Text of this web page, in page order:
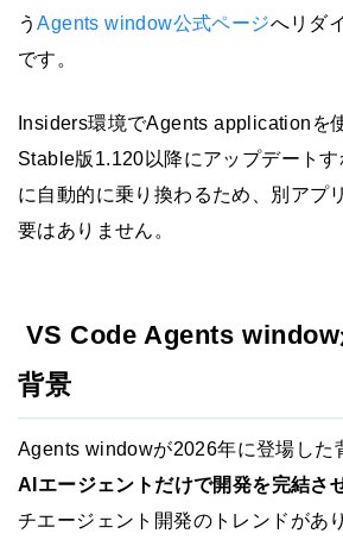
うAgents window公式ページへリダ
です。
Insiders環境でAgents applicationを
Stable版1.120以降にアップデート
に自動的に乗り換わるため、別アプ
要はありません。
VS Code Agents window
背景
Agents windowが2026年に登場した
AIエージェントだけで開発を完結さ
チエージェント開発のトレンドがあ